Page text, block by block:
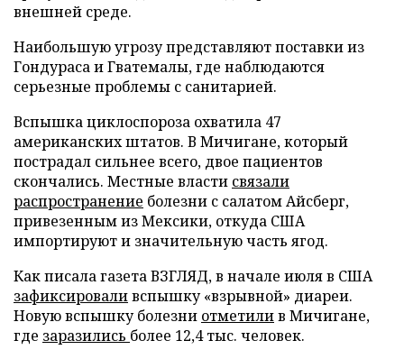
внешней среде.
Наибольшую угрозу представляют поставки из
Гондураса и Гватемалы, где наблюдаются
серьезные проблемы с санитарией.
Вспышка циклоспороза охватила 47
американских штатов. В Мичигане, который
пострадал сильнее всего, двое пациентов
скончались. Местные власти связали
распространение болезни с салатом Айсберг,
привезенным из Мексики, откуда США
импортируют и значительную часть ягод.
Как писала газета ВЗГЛЯД, в начале июля в США
зафиксироваливспышку «взрывной» диареи.
Новую вспышку болезни отметилив Мичигане,
где заразились более 12,4 тыс. человек.